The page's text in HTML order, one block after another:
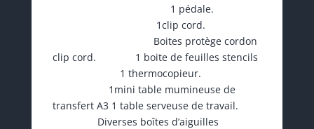
1 pédale.
1clip cord.
Boites protège cordon
clip cord. 1 boite de feuilles stencils
1 thermocopieur.
1mini table mumineuse de
transfert A3 1 table serveuse de travail.
Diverses boîtes d’aiguilles